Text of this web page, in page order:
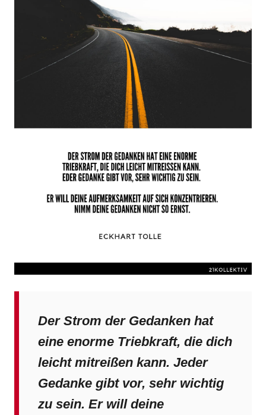
Der Strom der Gedanken hat
eine enorme Triebkraft, die dich
leicht mitreißen kann. Jeder
Gedanke gibt vor, sehr wichtig
zu sein. Er will deine